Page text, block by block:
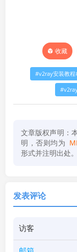
收藏
v2ray安装教程
文章版权声明：
明，否则均为
形式并注明出处。
发表评论